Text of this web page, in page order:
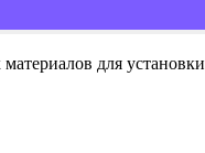
для установки